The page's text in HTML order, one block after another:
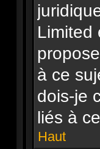
Limited
à ce
dois-je
liés à
Haut